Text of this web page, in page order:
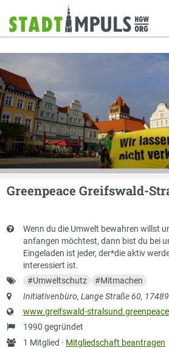
Greenpeace Greifswald-
Kurzbeschreibung
Wenn du die Umwelt bewahren willst
anfangen möchtest, dann bist du bei
Eingeladen ist jeder, der*die aktiv
interessiert ist.
Schlagworte
#Umweltschutz #Mitmachen
Anschrift
Initiativenbüro, Lange Straße 60,
Website
www.greifswald-
Gründung
1990 gegründet
Anzahl
1 Mitglied · Mitgliedschaft beantragen